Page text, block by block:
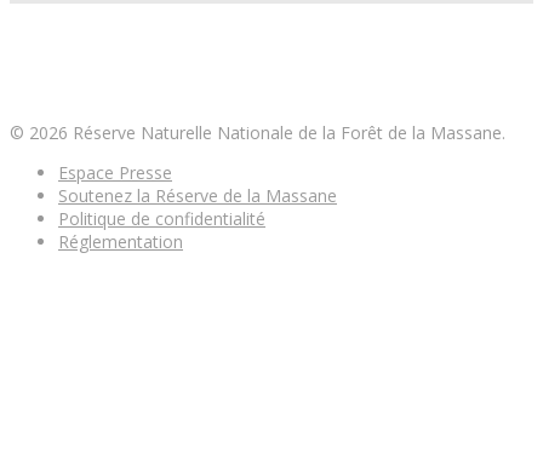
© 2026 Réserve Naturelle Nationale de la Forêt de la Massane.
Espace Presse
Soutenez la Réserve de la Massane
Politique de confidentialité
Réglementation